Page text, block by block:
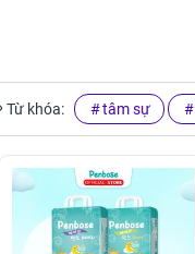
Từ khóa: tâm sự